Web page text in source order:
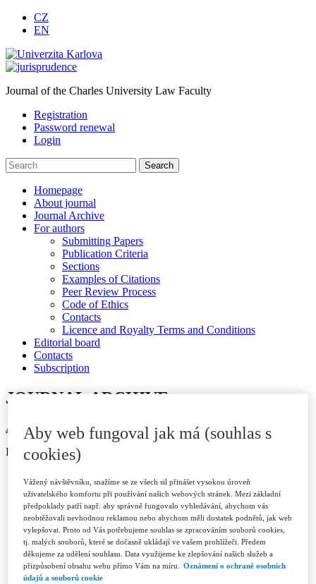
CZ
EN
Journal of the Charles University Law Faculty
Registration
Password renewal
Login
Homepage
About journal
Journal Archive
For authors
Submitting Papers
Publication Criteria
Sections
Examples of Citations
Peer Review Process
Code of Ethics
Contacts
Licence and Royalty Terms and Conditions
Editorial board
Contacts
Subscription
JOURNAL ARCHIVE
Available in ASPI
ISSN 1802-3843 (print)
Issue 1/2026
Issue 2/2026
Issue 3/2026
Year 2025
Issue 1/2025
Issue 2/2025
Issue 3/2025
Issue 4-5/2025
Aby web fungoval jak má (souhlas s
cookies)
Vážený návštěvníku, snažíme se ze všech sil přinášet vysokou úroveň
uživatelského komfortu při používání našich webových stránek. Mezi základní
předpoklady patří např. aby správně fungovalo vyhledávání, abychom vás
neobtěžovali nevhodnou reklamou nebo abychom měli dostatek podnětů, jak web
vylepšovat. Proto od Vás potřebujeme souhlas se zpracováním souborů cookies,
tj. malých souborů, které se dočasně ukládají ve vašem prohlížeči. Předem
děkujeme za udělení souhlasu. Data využijeme ke zlepšování našich služeb a
přizpůsobení obsahu webu přímo Vám na míru.
Oznámení o ochraně osobních
údajů a souborů cookie